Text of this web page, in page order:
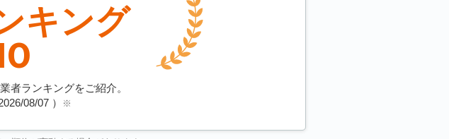
キング
者ランキングをご紹介。
08/07） ※